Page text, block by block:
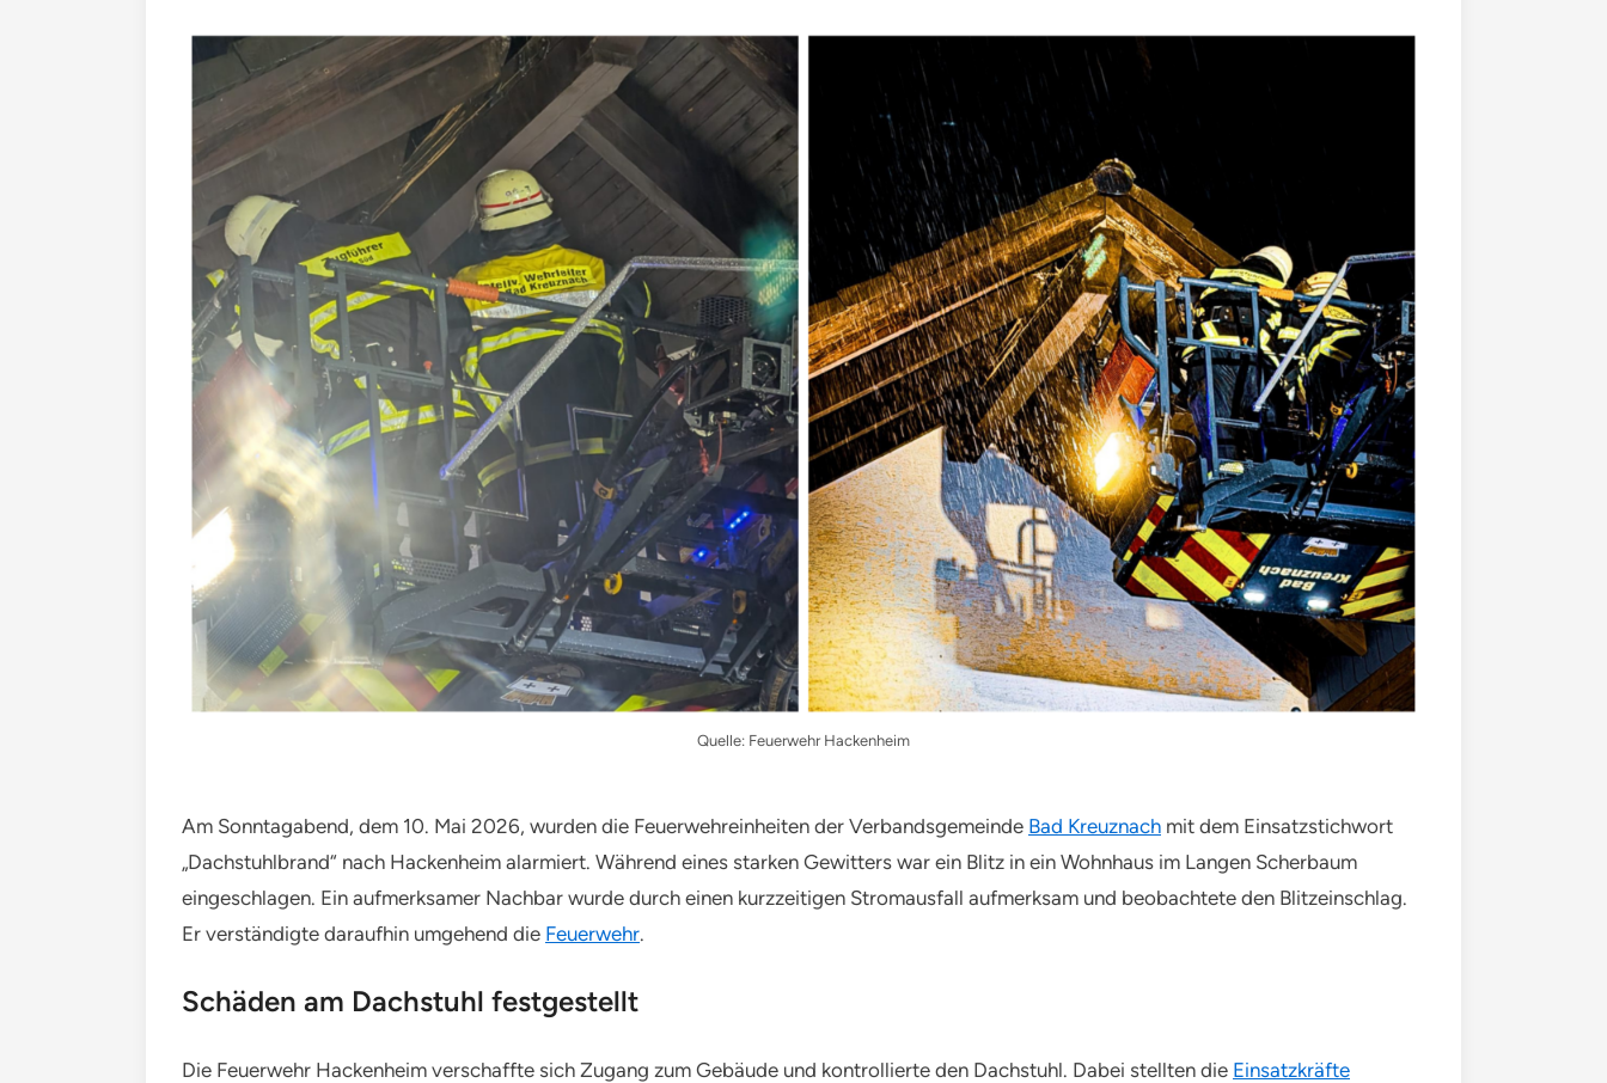
Quelle: Feuerwehr Hackenheim
Am Sonntagabend, dem 10. Mai 2026, wurden die Feuerwehreinheiten der Verbandsgemeinde Bad Kreuznach mit dem Einsatzstichwort
„Dachstuhlbrand“ nach Hackenheim alarmiert. Während eines starken Gewitters war ein Blitz in ein Wohnhaus im Langen Scherbaum
eingeschlagen. Ein aufmerksamer Nachbar wurde durch einen kurzzeitigen Stromausfall aufmerksam und beobachtete den Blitzeinschlag.
Er verständigte daraufhin umgehend die Feuerwehr.
Schäden am Dachstuhl festgestellt
Die Feuerwehr Hackenheim verschaffte sich Zugang zum Gebäude und kontrollierte den Dachstuhl. Dabei stellten die Einsatzkräfte